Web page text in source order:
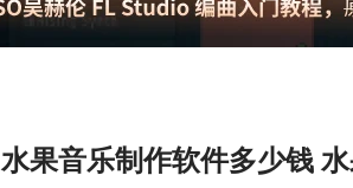
水果音乐制作软件多少钱